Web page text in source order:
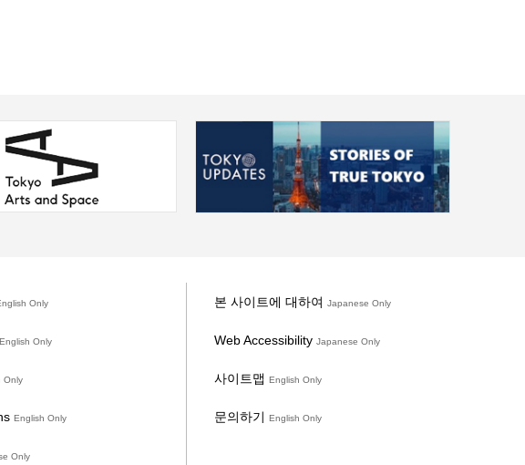
Only
English Only
Only
English Only
Only
본 사이트에 대하여 Japanese Only
Web Accessibility Japanese Only
사이트맵 English Only
문의하기 English Only